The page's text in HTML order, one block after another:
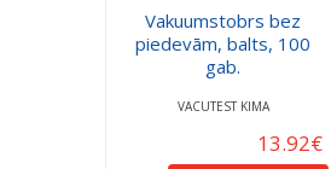
Vakuumstobrs bez
piedevām, balts, 100
gab.
VACUTEST KIMA
13.92€